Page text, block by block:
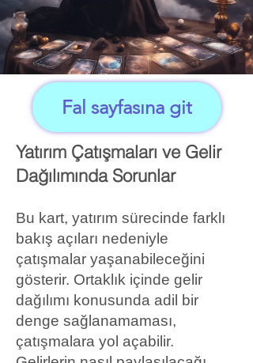
Fal sayfasına git
Yatırım Çatışmaları ve Gelir
Dağılımında Sorunlar
Bu kart, yatırım sürecinde farklı
bakış açıları nedeniyle
çatışmalar yaşanabileceğini
gösterir. Ortaklık içinde gelir
dağılımı konusunda adil bir
denge sağlanamaması,
çatışmalara yol açabilir.